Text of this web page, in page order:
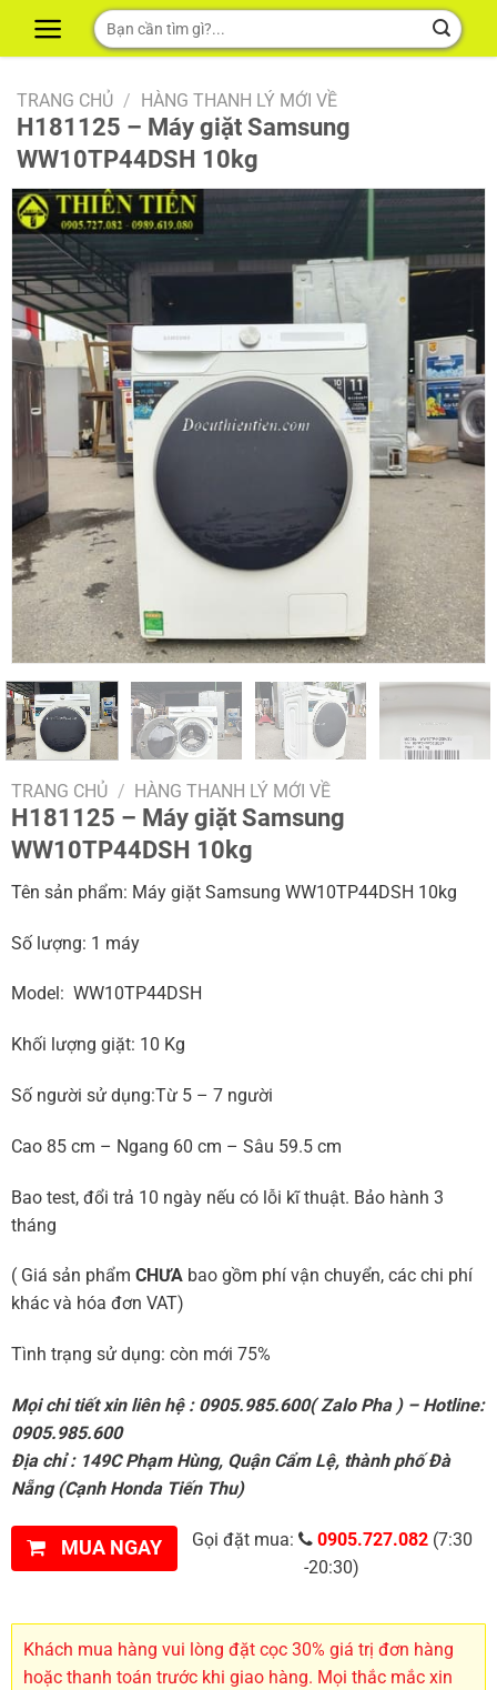
Tìm
kiếm:
TRANG CHỦ / HÀNG THANH LÝ MỚI VỀ
H181125 – Máy giặt Samsung
WW10TP44DSH 10kg
TRANG CHỦ / HÀNG THANH LÝ MỚI VỀ
H181125 – Máy giặt Samsung
WW10TP44DSH 10kg
Tên sản phẩm: Máy giặt Samsung WW10TP44DSH 10kg
Số lượng: 1 máy
Model: WW10TP44DSH
Khối lượng giặt: 10 Kg
Số người sử dụng:Từ 5 – 7 người
Cao 85 cm – Ngang 60 cm – Sâu 59.5 cm
Bao test, đổi trả 10 ngày nếu có lỗi kĩ thuật. Bảo hành 3
tháng
( Giá sản phẩm CHƯAbao gồm phí vận chuyển, các chi phí
khác và hóa đơn VAT)
Tình trạng sử dụng: còn mới 75%
Mọi chi tiết xin liên hệ : 0905.985.600( Zalo Pha ) – Hotline:
0905.985.600
Địa chỉ : 149C Phạm Hùng, Quận Cẩm Lệ, thành phố Đà
Nẵng (Cạnh Honda Tiến Thu)
MUA NGAY Gọi đặt mua: 0905.727.082(7:30
-20:30)
Khách mua hàng vui lòng đặt cọc 30% giá trị đơn hàng
hoặc thanh toán trước khi giao hàng. Mọi thắc mắc xin